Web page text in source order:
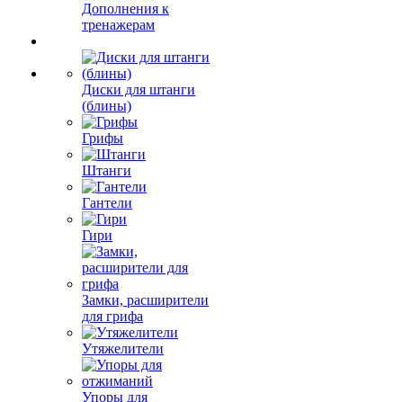
Дополнения к
тренажерам
Диски для штанги
(блины)
Грифы
Штанги
Гантели
Гири
Замки, расширители
для грифа
Утяжелители
Упоры для